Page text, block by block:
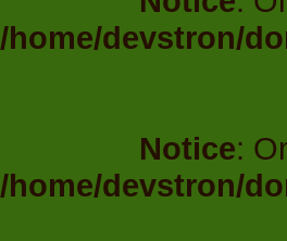
/home/devstron/
Notice:
/home/devstron/